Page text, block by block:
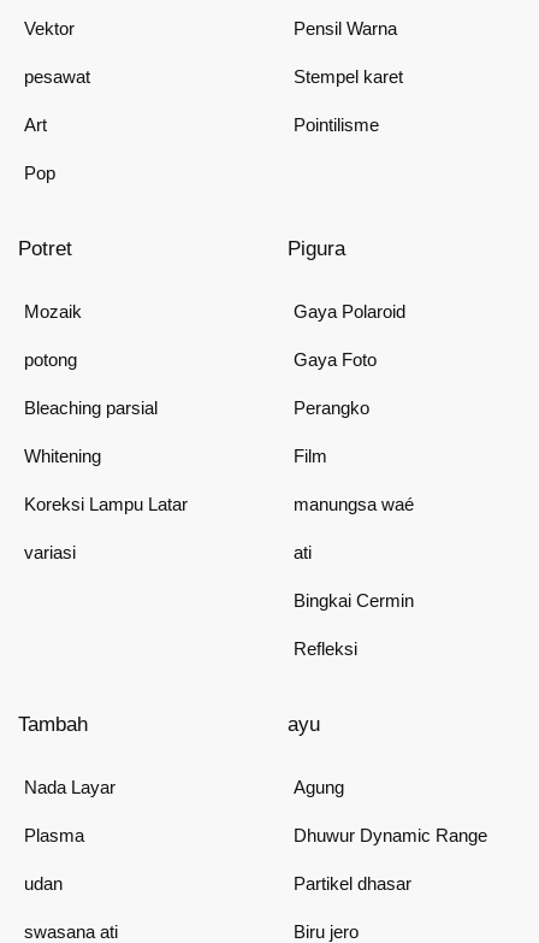
Vektor
pesawat
Art
Pop
Pensil Warna
Stempel karet
Pointilisme
Potret
Mozaik
potong
Bleaching parsial
Whitening
Koreksi Lampu Latar
variasi
Pigura
Gaya Polaroid
Gaya Foto
Perangko
Film
manungsa waé
ati
Bingkai Cermin
Refleksi
Tambah
Nada Layar
Plasma
udan
swasana ati
ayu
Agung
Dhuwur Dynamic Range
Partikel dhasar
Biru jero